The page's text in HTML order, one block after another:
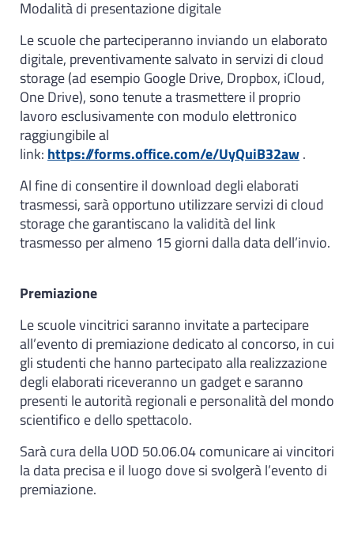
Modalità di presentazione digitale
Le scuole che parteciperanno inviando un elaborato
digitale, preventivamente salvato in servizi di cloud
storage (ad esempio Google Drive, Dropbox, iCloud,
One Drive), sono tenute a trasmettere il proprio
lavoro esclusivamente con modulo elettronico
raggiungibile al
link: https://forms.office.com/e/UyQuiB32aw.
Al fine di consentire il download degli elaborati
trasmessi, sarà opportuno utilizzare servizi di cloud
storage che garantiscano la validità del link
trasmesso per almeno 15 giorni dalla data dell’invio.
Premiazione
Le scuole vincitrici saranno invitate a partecipare
all’evento di premiazione dedicato al concorso, in cui
gli studenti che hanno partecipato alla realizzazione
degli elaborati riceveranno un gadget e saranno
presenti le autorità regionali e personalità del mondo
scientifico e dello spettacolo.
Sarà cura della UOD 50.06.04 comunicare ai vincitori
la data precisa e il luogo dove si svolgerà l’evento di
premiazione.